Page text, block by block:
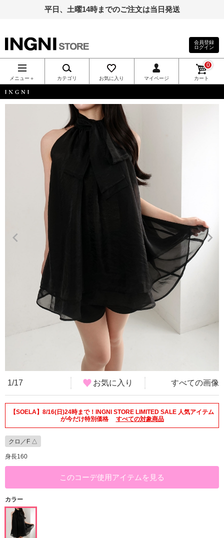
平日、土曜14時までのご注文は当日発送
INGNI（イン
グ）公式通
販｜INGNI
会員登録
ログイン
メニュー＋ カテゴリ お気に入り マイページ カート
0
INGNI
1/17 お気に入り すべての画像
【SOELA】8/16(日)24時まで！INGNI STORE LIMITED SALE 人気アイテム
が今だけ特別価格
すべての対象商品
クロ／F △
身長160
このコーデ使用アイテムを見る
カラー